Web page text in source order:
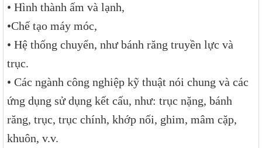
• Hình thành ấm và lạnh,
•Chế tạo máy móc,
• Hệ thống chuyển, như bánh răng truyền lực và
trục.
• Các ngành công nghiệp kỹ thuật nói chung và các
ứng dụng sử dụng kết cấu, như: trục nặng, bánh
răng, trục, trục chính, khớp nối, ghim, mâm cặp,
khuôn, v.v.